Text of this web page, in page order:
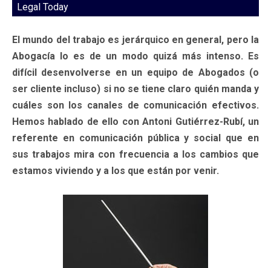
Legal Today
El mundo del trabajo es jerárquico en general, pero la
Abogacía lo es de un modo quizá más intenso. Es
difícil desenvolverse en un equipo de Abogados (o
ser cliente incluso) si no se tiene claro quién manda y
cuáles son los canales de comunicación efectivos.
Hemos hablado de ello con Antoni Gutiérrez-Rubí, un
referente en comunicación pública y social que en
sus trabajos mira con frecuencia a los cambios que
estamos viviendo y a los que están por venir.